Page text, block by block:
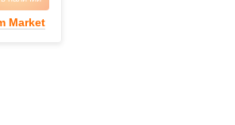
Market